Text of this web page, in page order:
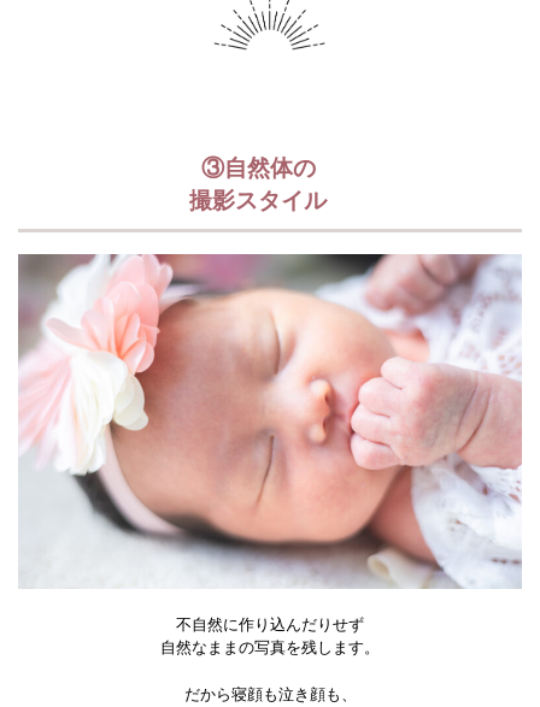
③自然体の
撮影スタイル
不自然に作り込んだりせず
自然なままの写真を残します。
だから寝顔も泣き顔も、